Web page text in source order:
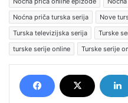
Noćna priča turska serija
Nove
Turska televizijska serija
Turske
turske serije online
Turske serije